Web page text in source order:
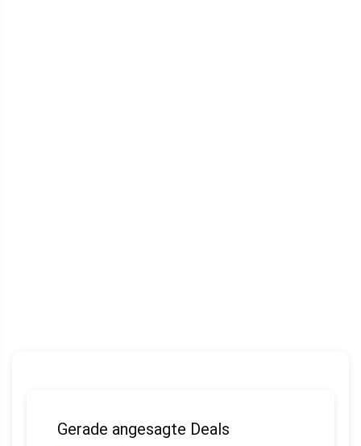
Gerade angesagte Deals